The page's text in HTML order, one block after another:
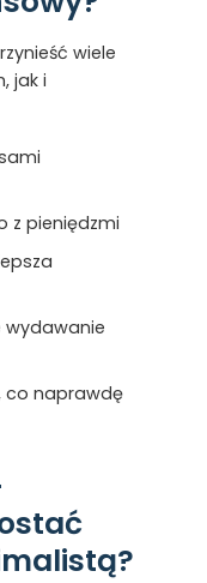
wiele
jak i
z pieniędzmi
wydawanie
co naprawdę